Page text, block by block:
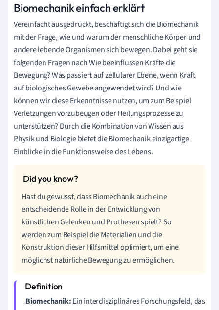
Biomechanik einfach erklärt
Vereinfacht ausgedrückt, beschäftigt sich die Biomechanik
mit der Frage, wie und warum der menschliche Körper und
andere lebende Organismen sich bewegen. Dabei geht sie
folgenden Fragen nach:Wie beeinflussen Kräfte die
Bewegung? Was passiert auf zellularer Ebene, wenn Kraft
auf biologisches Gewebe angewendet wird? Und wie
können wir diese Erkenntnisse nutzen, um zum Beispiel
Verletzungen vorzubeugen oder Heilungsprozesse zu
unterstützen? Durch die Kombination von Wissen aus
Physik und Biologie bietet die Biomechanik einzigartige
Einblicke in die Funktionsweise des Lebens.
Hast du gewusst, dass Biomechanik auch eine
entscheidende Rolle in der Entwicklung von
künstlichen Gelenken und Prothesen spielt? So
werden zum Beispiel die Materialien und die
Konstruktion dieser Hilfsmittel optimiert, um eine
möglichst natürliche Bewegung zu ermöglichen.
Biomechanik:Ein interdisziplinäres Forschungsfeld, das